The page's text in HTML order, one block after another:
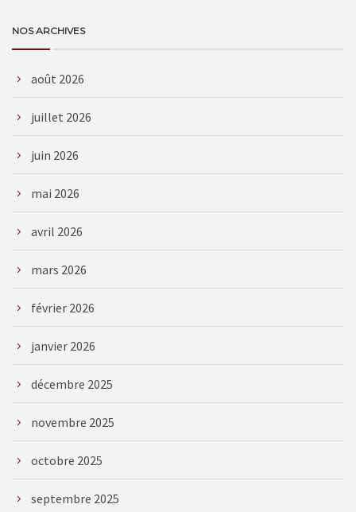
NOS ARCHIVES
août 2026
juillet 2026
juin 2026
mai 2026
avril 2026
mars 2026
février 2026
janvier 2026
décembre 2025
novembre 2025
octobre 2025
septembre 2025